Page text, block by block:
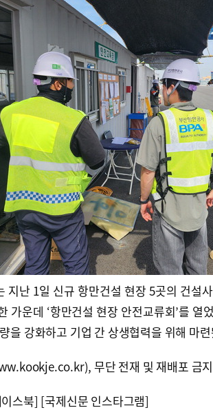
지난 1일 신규 항만건설 현장 5곳의 건설
가운데 ‘항만건설 현장 안전교류회’를 열
을 강화하고 기업 간 상생협력을 위해 마
무단 전재 및 재배포 금지
스북] [국제신문 인스타그램]